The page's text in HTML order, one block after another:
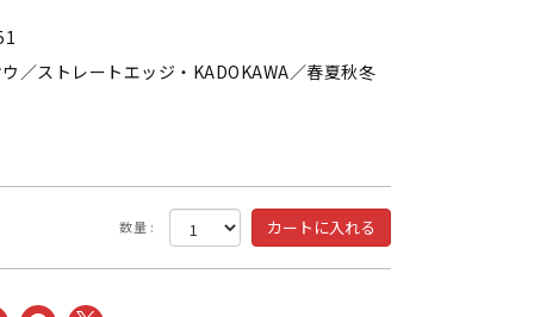
／ストレートエッジ・KADOKAWA／春夏秋冬
数量 :